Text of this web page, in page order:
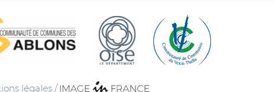
légales /